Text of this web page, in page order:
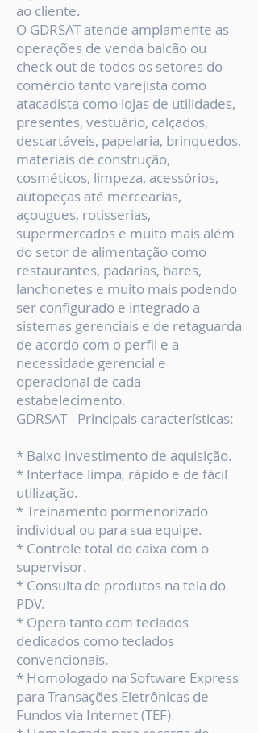
ao cliente.
O GDRSAT atende amplamente as
operações de venda balcão ou
check out de todos os setores do
comércio tanto varejista como
atacadista como lojas de utilidades,
presentes, vestuário, calçados,
descartáveis, papelaria, brinquedos,
materiais de construção,
cosméticos, limpeza, acessórios,
autopeças até mercearias,
açougues, rotisserias,
supermercados e muito mais além
do setor de alimentação como
restaurantes, padarias, bares,
lanchonetes e muito mais podendo
ser configurado e integrado a
sistemas gerenciais e de retaguarda
de acordo com o perfil e a
necessidade gerencial e
operacional de cada
estabelecimento.
GDRSAT - Principais características:
* Baixo investimento de aquisição.
* Interface limpa, rápido e de fácil
utilização.
* Treinamento pormenorizado
individual ou para sua equipe.
* Controle total do caixa com o
supervisor.
* Consulta de produtos na tela do
PDV.
* Opera tanto com teclados
dedicados como teclados
convencionais.
* Homologado na Software Express
para Transações Eletrônicas de
Fundos via Internet (TEF).